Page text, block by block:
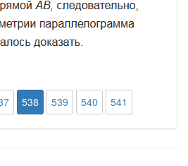
538 539 540 541